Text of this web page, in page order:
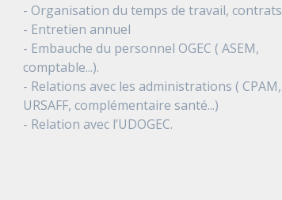
- Organisation du temps de travail, contrats
- Entretien annuel
- Embauche du personnel OGEC ( ASEM,
comptable...).
- Relations avec les administrations ( CPAM,
URSAFF, complémentaire santé...)
- Relation avec l’UDOGEC.